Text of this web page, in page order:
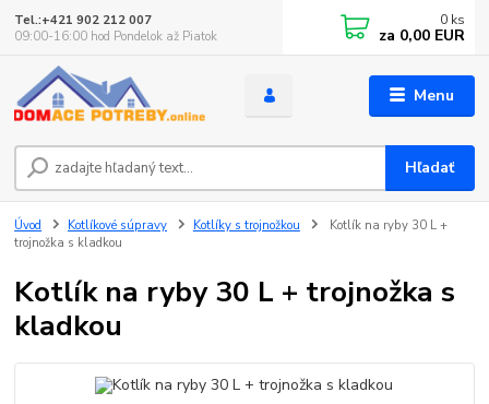
Menu
Hľadať
Tel.:+421 902 212 007
09:00-16:00 hod Pondelok až Piatok
0 ks
za 0,00 EUR
Úvod Kotlíkové súpravy Kotlíky s trojnožkou
Kotlík na ryby 30 L +
trojnožka s kladkou
Kotlík na ryby 30 L + trojnožka s
kladkou